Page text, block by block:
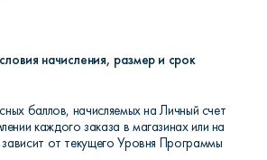
начисления, размер и срок
баллов, начисляемых на Личный счет
каждого заказа в магазинах или на
от текущего Уровня Программы